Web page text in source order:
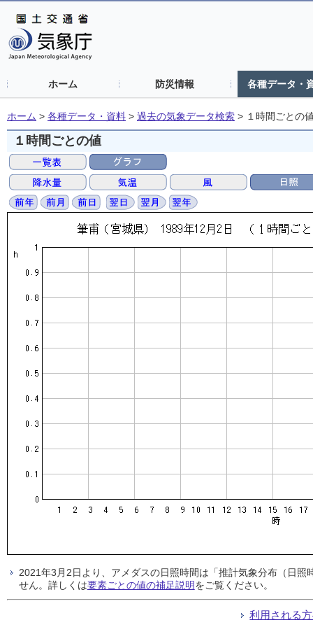
ホーム 防災情報 各種データ・
ホーム > 各種データ・資料 > 過去の気象データ検索 > １時間ごとの
１時間ごとの値
2021年3月2日より、アメダスの日照時間は「推計気象分布（日
せん。詳しくは要素ごとの値の補足説明をご覧ください。
利用される